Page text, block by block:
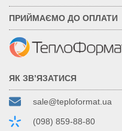
ПРИЙМАЄМО ДО ОПЛАТИ
ЯК ЗВ’ЯЗАТИСЯ
sale@teploformat.ua
(098) 859-88-80